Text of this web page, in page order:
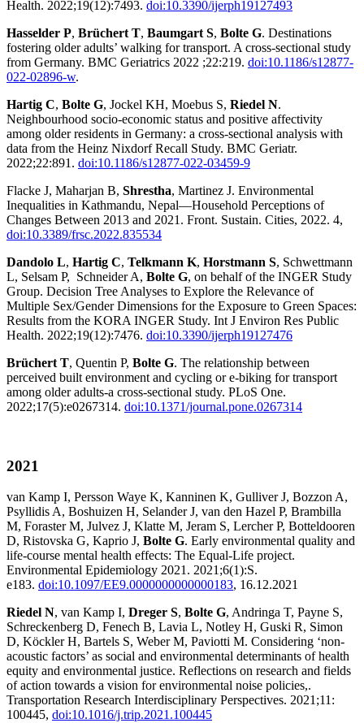
Health. 2022;19(12):7493. doi:10.3390/ijerph19127493
Hasselder P, Brüchert T, Baumgart S, Bolte G. Destinations
fostering older adults’ walking for transport. A cross-sectional study
from Germany. BMC Geriatrics 2022 ;22:219. doi:10.1186/s12877-
022-02896-w.
Hartig C, Bolte G, Jockel KH, Moebus S, Riedel N.
Neighbourhood socio-economic status and positive affectivity
among older residents in Germany: a cross-sectional analysis with
data from the Heinz Nixdorf Recall Study. BMC Geriatr.
2022;22:891. doi:10.1186/s12877-022-03459-9
Flacke J, Maharjan B, Shrestha, Martinez J. Environmental
Inequalities in Kathmandu, Nepal—Household Perceptions of
Changes Between 2013 and 2021. Front. Sustain. Cities, 2022. 4,
doi:10.3389/frsc.2022.835534
Dandolo L, Hartig C, Telkmann K, Horstmann S, Schwettmann
L, Selsam P, Schneider A, Bolte G, on behalf of the INGER Study
Group. Decision Tree Analyses to Explore the Relevance of
Multiple Sex/Gender Dimensions for the Exposure to Green Spaces:
Results from the KORA INGER Study. Int J Environ Res Public
Health. 2022;19(12):7476. doi:10.3390/ijerph19127476
Brüchert T, Quentin P, Bolte G. The relationship between
perceived built environment and cycling or e-biking for transport
among older adults-a cross-sectional study. PLoS One.
2022;17(5):e0267314. doi:10.1371/journal.pone.0267314
2021
van Kamp I, Persson Waye K, Kanninen K, Gulliver J, Bozzon A,
Psyllidis A, Boshuizen H, Selander J, van den Hazel P, Brambilla
M, Foraster M, Julvez J, Klatte M, Jeram S, Lercher P, Botteldooren
D, Ristovska G, Kaprio J, Bolte G. Early environmental quality and
life-course mental health effects: The Equal-Life project.
Environmental Epidemiology 2021. 2021;6(1):S.
e183. doi:10.1097/EE9.0000000000000183, 16.12.2021
Riedel N, van Kamp I, Dreger S, Bolte G, Andringa T, Payne S,
Schreckenberg D, Fenech B, Lavia L, Notley H, Guski R, Simon
D, Köckler H, Bartels S, Weber M, Paviotti M. Considering ‘non-
acoustic factors’ as social and environmental determinants of health
equity and environmental justice. Reflections on research and fields
of action towards a vision for environmental noise policies,.
Transportation Research Interdisciplinary Perspectives. 2021;11:
100445, doi:10.1016/j.trip.2021.100445